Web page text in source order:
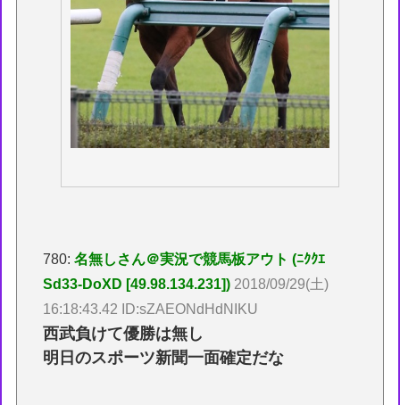
780:名無しさん＠実況で競馬板アウト (ﾆｸｸｴ
Sd33-DoXD [49.98.134.231]) 2018/09/29(土)
16:18:43.42 ID:sZAEONdHdNIKU
西武負けて優勝は無し
明日のスポーツ新聞一面確定だな